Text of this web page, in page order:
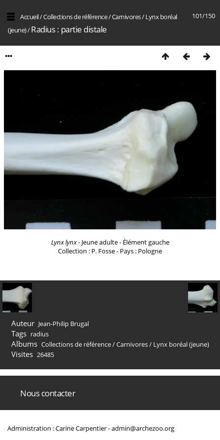
101/150
Accueil/Collections de référence/Carnivores/Lynx boréal
(jeune)/Radius : partie distale
Lynx lynx- Jeune adulte - Élément gauche
Collection : P. Fosse - Pays : Pologne
Auteur Jean-Philip Brugal
Tags radius
Albums Collections de référence/Carnivores/ Lynx boréal (jeune)
Visites 26485
Nous contacter
Administration : Carine Carpentier -admin@archezoo.org